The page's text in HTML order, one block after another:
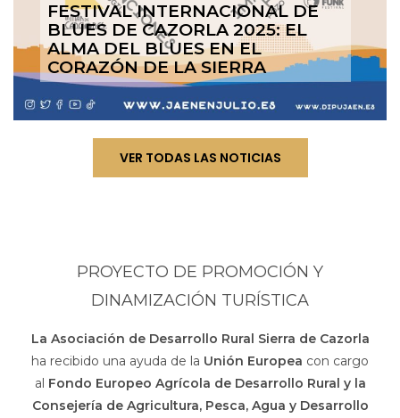
FESTIVAL INTERNACIONAL DE
BLUES DE CAZORLA 2025: EL
ALMA DEL BLUES EN EL
CORAZÓN DE LA SIERRA
VER TODAS LAS NOTICIAS
PROYECTO DE PROMOCIÓN Y
DINAMIZACIÓN TURÍSTICA
La Asociación de Desarrollo Rural Sierra de Cazorla
ha recibido una ayuda de la Unión Europea con cargo
al Fondo Europeo Agrícola de Desarrollo Rural y la
Consejería de Agricultura, Pesca, Agua y Desarrollo